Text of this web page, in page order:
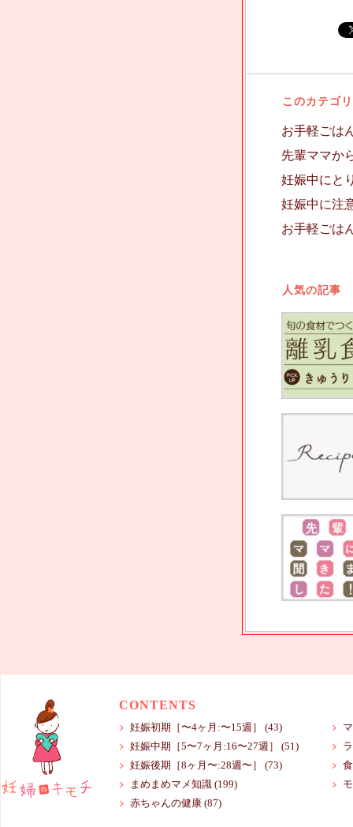
このカテゴ
お手軽ごは
先輩ママか
妊娠中にと
妊娠中に注
お手軽ごは
人気の記事
CONTENTS
妊娠初期［〜4ヶ月:〜15週］
(43)
妊娠中期［5〜7ヶ月:16〜27週］
(51)
妊娠後期［8ヶ月〜:28週〜］
(73)
まめまめマメ知識 (199)
赤ちゃんの健康 (87)